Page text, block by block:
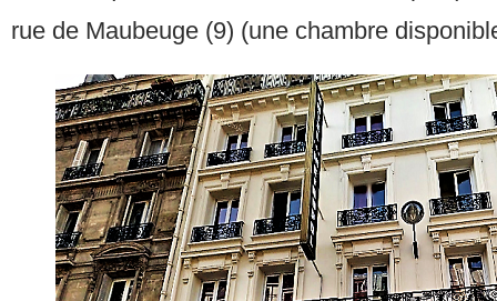
rue de Maubeuge (9) (une chambre